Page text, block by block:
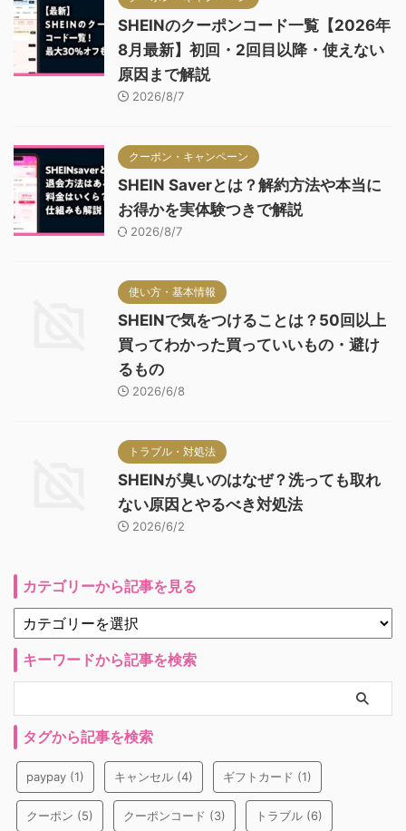
SHEINのクーポンコード一覧【2026年
8月最新】初回・2回目以降・使えない
原因まで解説
2026/8/7
クーポン・キャンペーン
SHEIN Saverとは？解約方法や本当に
お得かを実体験つきで解説
2026/8/7
使い方・基本情報
SHEINで気をつけることは？50回以上
買ってわかった買っていいもの・避け
るもの
2026/6/8
トラブル・対処法
SHEINが臭いのはなぜ？洗っても取れ
ない原因とやるべき対処法
2026/6/2
カテゴリーから記事を見る
キーワードから記事を検索
タグから記事を検索
paypay (1) キャンセル (4) ギフトカード (1)
クーポン (5) クーポンコード (3) トラブル (6)